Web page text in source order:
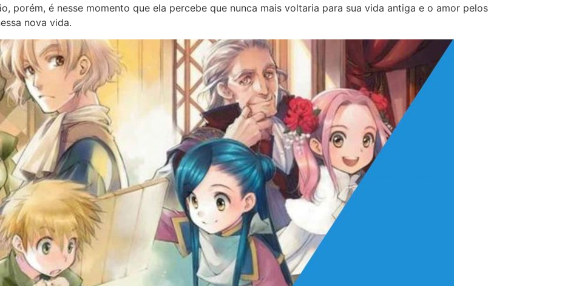
porém, é nesse momento que ela percebe que nunca mais voltaria para sua vida antiga e o amor pelos
nova vida.